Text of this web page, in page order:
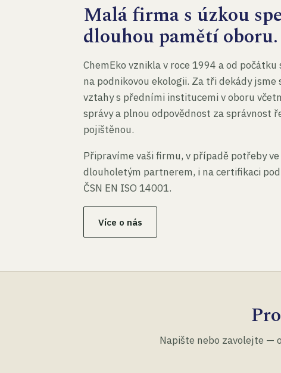
Malá firma s úzkou
dlouhou pamětí oboru.
ChemEko vznikla v roce 1994 a od
na podnikovou ekologii. Za tři dekády
vztahy s předními institucemi v oboru
správy a plnou odpovědnost za správnost
pojištěnou.
Připravíme vaši firmu, v případě potřeby
dlouholetým partnerem, i na certifikaci
ČSN EN ISO 14001.
Více o nás
Napište nebo zavolejte —